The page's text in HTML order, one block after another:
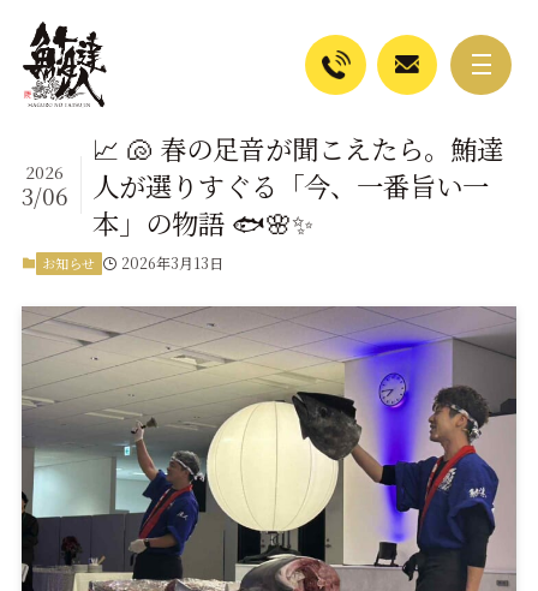
📈 🐚 春の足音が聞こえたら。鮪達
人が選りすぐる「今、一番旨い一
本」の物語 🐟🌸✨
2026
3/06
お知らせ 2026年3月13日